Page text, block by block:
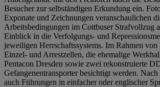
Besucher zur selbständigen Erkundung ein.
Exponate und Zeichnungen veranschaulichen
Arbeitsbedingungen im Cottbuser Strafvollzug
Einblick in die Verfolgungs- und
jeweiligen Herrschaftssystems. Im Rahmen
Einzel- und Arrestzellen, die ehemalige
Pentacon Dresden sowie zwei rekonstruierte
Gefangenentransporter besichtigt werden. Nach
auch Führungen in einfacher oder englischer